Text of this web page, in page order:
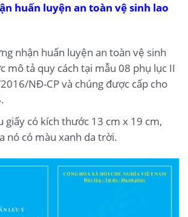
huấn luyện an toàn vệ sinh lao
nhận huấn luyện an toàn vệ sinh
mô tả quy cách tại mẫu 08 phụ lục II
NĐ-CP và chúng được cấp cho
giấy có kích thước 13 cm x 19 cm,
nó có màu xanh da trời.